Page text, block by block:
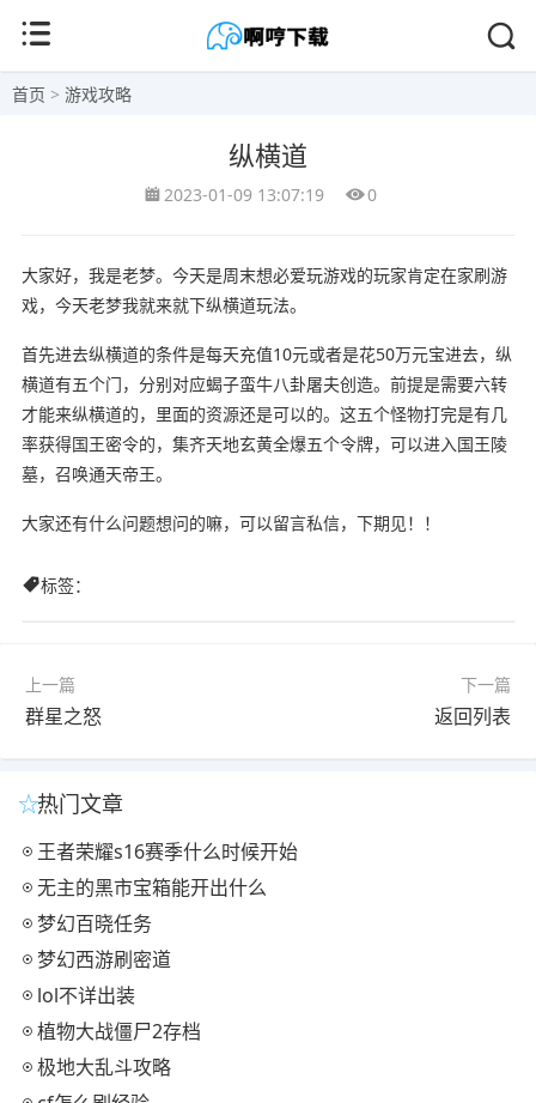
首页 > 游戏攻略
纵横道
2023-01-09 13:07:19 0
大家好，我是老梦。今天是周末想必爱玩游戏的玩家肯定在家刷游
戏，今天老梦我就来就下纵横道玩法。
首先进去纵横道的条件是每天充值10元或者是花50万元宝进去，纵
横道有五个门，分别对应蝎子蛮牛八卦屠夫创造。前提是需要六转
才能来纵横道的，里面的资源还是可以的。这五个怪物打完是有几
率获得国王密令的，集齐天地玄黄全爆五个令牌，可以进入国王陵
墓，召唤通天帝王。
大家还有什么问题想问的嘛，可以留言私信，下期见！！
标签：
上一篇
群星之怒
下一篇
返回列表
热门文章
王者荣耀s16赛季什么时候开始
无主的黑市宝箱能开出什么
梦幻百晓任务
梦幻西游刷密道
lol不详出装
植物大战僵尸2存档
极地大乱斗攻略